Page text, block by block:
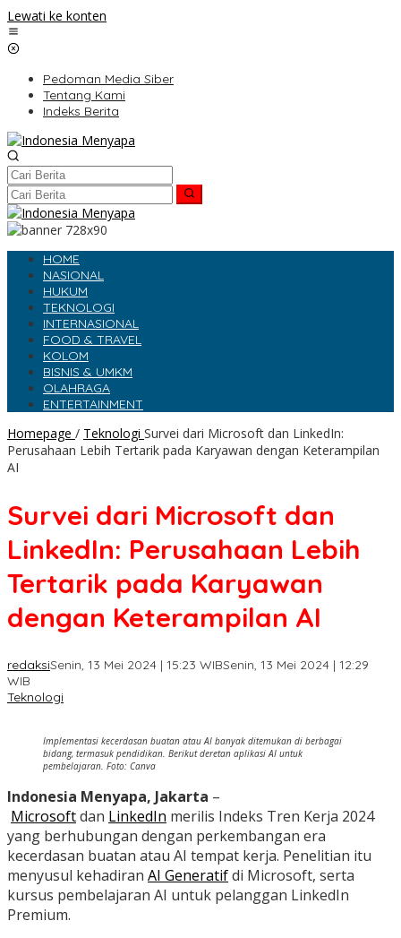
Lewati ke konten
Pedoman Media Siber
Tentang Kami
Indeks Berita
HOME
NASIONAL
HUKUM
TEKNOLOGI
INTERNASIONAL
FOOD & TRAVEL
KOLOM
BISNIS & UMKM
OLAHRAGA
ENTERTAINMENT
Homepage / Teknologi Survei dari Microsoft dan LinkedIn:
Perusahaan Lebih Tertarik pada Karyawan dengan Keterampilan
AI
Survei dari Microsoft dan
LinkedIn: Perusahaan Lebih
Tertarik pada Karyawan
dengan Keterampilan AI
redaksiSenin, 13 Mei 2024 | 15:23 WIBSenin, 13 Mei 2024 | 12:29
WIB
Teknologi
Implementasi kecerdasan buatan atau AI banyak ditemukan di berbagai
bidang, termasuk pendidikan. Berikut deretan aplikasi AI untuk
pembelajaran. Foto: Canva
Indonesia Menyapa, Jakarta –
Microsoftdan LinkedIn merilis Indeks Tren Kerja 2024
yang berhubungan dengan perkembangan era
kecerdasan buatan atau AI tempat kerja. Penelitian itu
menyusul kehadiran AI Generatifdi Microsoft, serta
kursus pembelajaran AI untuk pelanggan LinkedIn
Premium.